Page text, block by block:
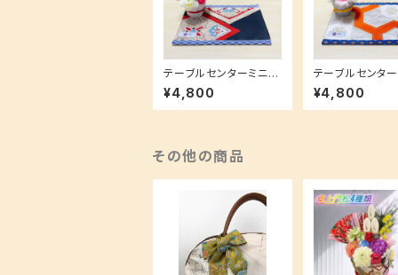
テーブルセンターミニサ
イズ【ギフトにも大人気
☆】多様なコンパクトサ
イズ♪
¥4,800
テーブルセンタ
イズ【ギフトにも
☆】多様なコンパ
イズ♪
¥4,800
その他の商品